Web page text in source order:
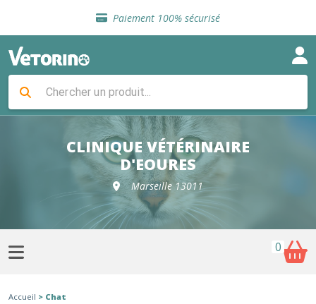
Paiement 100% sécurisé
Livraison gratuite en clinique vétérinaire
Sélection de croquettes vétérinaire
Livraison gratuite en clinique vétérinaire
Retour gratuit en clinique
Sélection de croquettes vétérinaire
CLINIQUE VÉTÉRINAIRE
D'EOURES
Marseille 13011
0
Accueil > Chat